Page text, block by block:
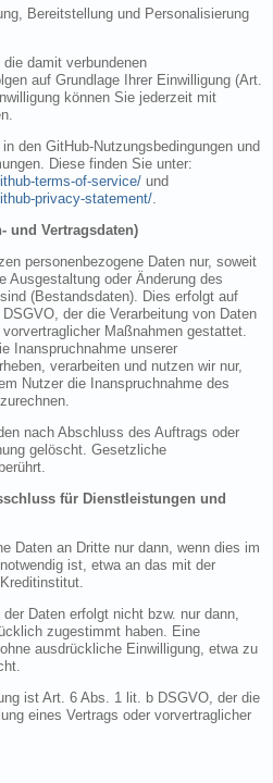
Bereitstellung und Personalisierung
damit verbundenen
auf Grundlage Ihrer Einwilligung (Art.
können Sie jederzeit mit
den GitHub-Nutzungsbedingungen und
Diese finden Sie unter:
terms-of-service/ und
privacy-statement/.
und Vertragsdaten)
personenbezogene Daten nur, soweit
Ausgestaltung oder Änderung des
(Bestandsdaten). Dies erfolgt auf
der die Verarbeitung von Daten
Maßnahmen gestattet.
Inanspruchnahme unserer
verarbeiten und nutzen wir nur,
Nutzer die Inanspruchnahme des
nach Abschluss des Auftrags oder
gelöscht. Gesetzliche
für Dienstleistungen und
Daten an Dritte nur dann, wenn dies im
ist, etwa an das mit der
Daten erfolgt nicht bzw. nur dann,
zugestimmt haben. Eine
ausdrückliche Einwilligung, etwa zu
ist Art. 6 Abs. 1 lit. b DSGVO, der die
eines Vertrags oder vorvertraglicher